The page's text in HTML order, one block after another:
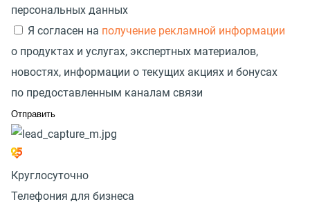
персональных данных
Я согласен на получение рекламной информации
о продуктах и услугах, экспертных материалов,
новостях, информации о текущих акциях и бонусах
по предоставленным каналам связи
Круглосуточно
Телефония для бизнеса